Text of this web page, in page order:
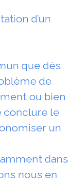
d’un
que dès
de
ou bien
conclure le
un
dans
nous en